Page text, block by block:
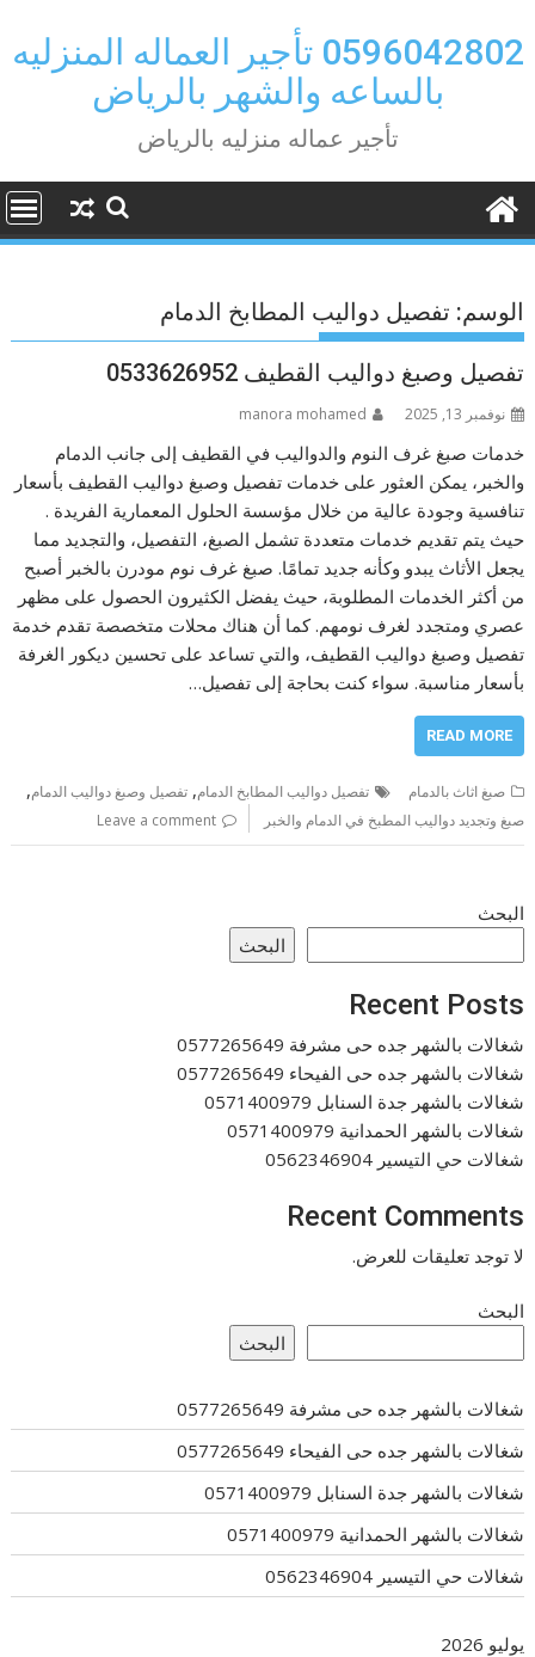
to
content
0596042802 تأجير العماله المنزليه
بالساعه والشهر بالرياض
تأجير عماله منزليه بالرياض
الوسم: تفصيل دواليب المطابخ الدمام
تفصيل وصبغ دواليب القطيف 0533626952
نوفمبر 13, 2025 manora mohamed
خدمات صبغ غرف النوم والدواليب في القطيف إلى جانب الدمام
والخبر، يمكن العثور على خدمات تفصيل وصبغ دواليب القطيف بأسعار
تنافسية وجودة عالية من خلال مؤسسة الحلول المعمارية الفريدة .
حيث يتم تقديم خدمات متعددة تشمل الصبغ، التفصيل، والتجديد مما
يجعل الأثاث يبدو وكأنه جديد تمامًا. صبغ غرف نوم مودرن بالخبر أصبح
من أكثر الخدمات المطلوبة، حيث يفضل الكثيرون الحصول على مظهر
عصري ومتجدد لغرف نومهم. كما أن هناك محلات متخصصة تقدم خدمة
تفصيل وصبغ دواليب القطيف، والتي تساعد على تحسين ديكور الغرفة
بأسعار مناسبة. سواء كنت بحاجة إلى تفصيل…
READ MORE
صبغ اثاث بالدمام تفصيل دواليب المطابخ الدمام,تفصيل وصبغ دواليب الدمام,
صبغ وتجديد دواليب المطبخ في الدمام والخبر Leave a comment
البحث
البحث
Recent Posts
شغالات بالشهر جده حى مشرفة 0577265649
شغالات بالشهر جده حى الفيحاء 0577265649
شغالات بالشهر جدة السنابل 0571400979
شغالات بالشهر الحمدانية 0571400979
شغالات حي التيسير 0562346904
Recent Comments
لا توجد تعليقات للعرض.
البحث
البحث
شغالات بالشهر جده حى مشرفة 0577265649
شغالات بالشهر جده حى الفيحاء 0577265649
شغالات بالشهر جدة السنابل 0571400979
شغالات بالشهر الحمدانية 0571400979
شغالات حي التيسير 0562346904
يوليو 2026